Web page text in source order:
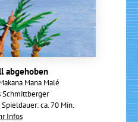
abgehoben
Mana Malé
Schmittberger
ca. 70 Min.
Infos